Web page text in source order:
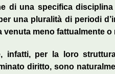
di una specifica
una pluralità di periodi
meno fattualmente o
infatti, per la loro
diritto, sono